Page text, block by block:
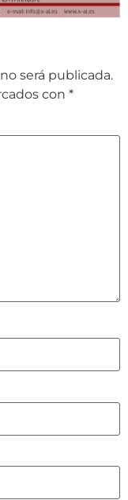
será publicada.
con *